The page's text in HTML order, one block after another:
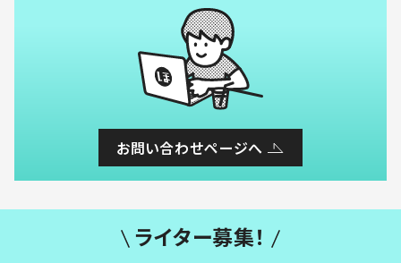
お問い合わせページへ
ライター募集！